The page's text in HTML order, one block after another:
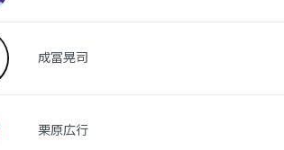
成冨晃司
栗原広行